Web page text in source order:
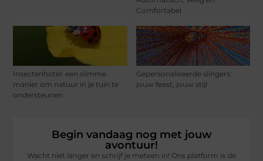
Comfortabel
Insectenhotel: een slimme
manier om natuur in je tuin te
ondersteunen
Gepersonaliseerde slingers:
jouw feest, jouw stijl
Begin vandaag nog met jouw
avontuur!
Wacht niet langer en schrijf je meteen in! Ons platform is de